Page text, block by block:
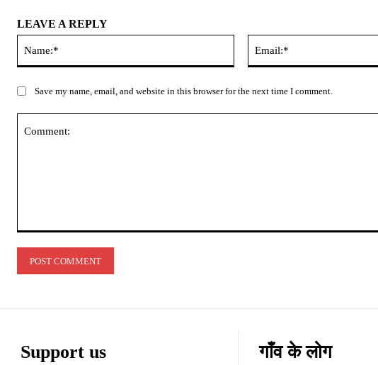
LEAVE A REPLY
Save my name, email, and website in this browser for the next time I comment.
Support us गाँव के लोग